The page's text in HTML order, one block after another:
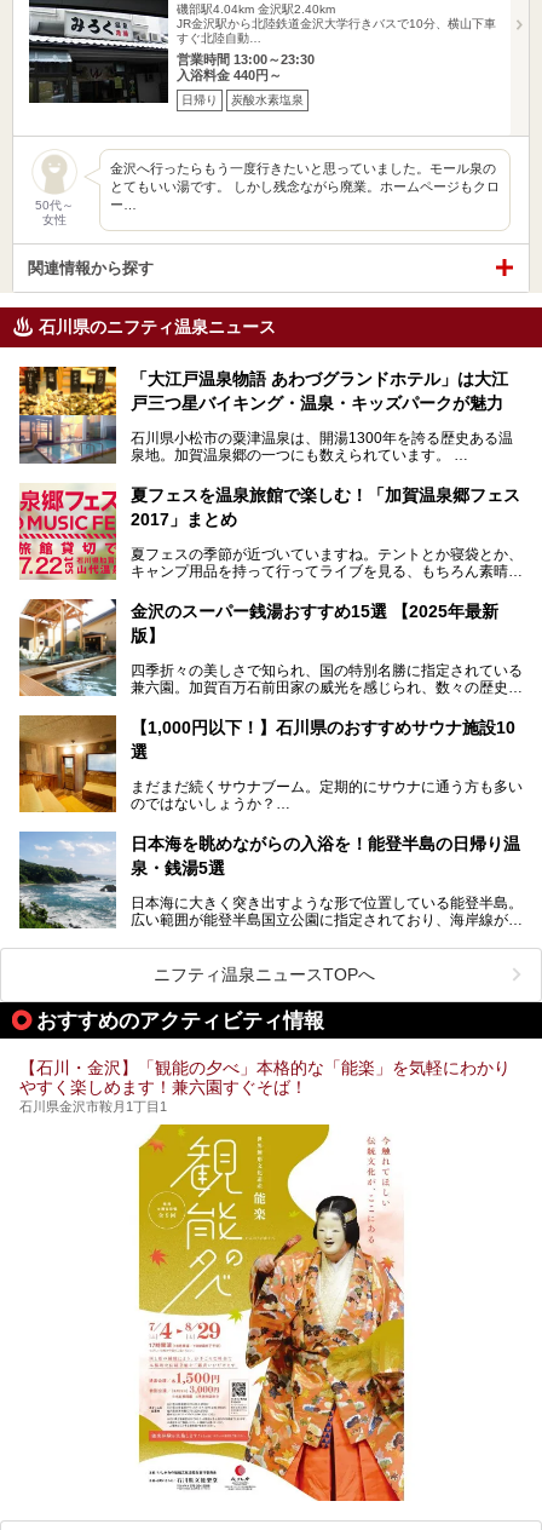
磯部駅4.04km 金沢駅2.40km
JR金沢駅から北陸鉄道金沢大学行きバスで10分、横山下車
すぐ北陸自動…
営業時間 13:00～23:30
入浴料金 440円～
日帰り 炭酸水素塩泉
50代～
女性
金沢へ行ったらもう一度行きたいと思っていました。モール泉の
とてもいい湯です。 しかし残念ながら廃業。ホームページもクロ
ー…
関連情報から探す
石川県のニフティ温泉ニュース
「大江戸温泉物語 あわづグランドホテル」は大江
戸三つ星バイキング・温泉・キッズパークが魅力
石川県小松市の粟津温泉は、開湯1300年を誇る歴史ある温
泉地。加賀温泉郷の一つにも数えられています。
その粟津温泉に建つ「大江戸温泉物語 あわづグランドホテ
ル」（以下、あわづグランドホテル）は客室数97室のホテ
ルで、昨年2024年12月に露天風呂を新設。充実したキッズ
2025年7月からは「大江戸三つ星バイキング」がスタート！
───
提供元：大江戸温泉物語ホテルズ＆リゾーツ株式会社【P
この記事は大江戸温泉物語 あわづグランドホテルのPR記事
です。
夏フェスを温泉旅館で楽しむ！「加賀温泉郷フェス
2017」まとめ
夏フェスの季節が近づいていますね。テントとか寝袋とか、
キャンプ用品を持って行ってライブを見る、もちろん素晴ら
いやでもね、暑いし汗や砂埃でドロドロになるしうるさくて
夜は寝られないし、若い時はそういうのが良かったんですけ
今、もうちょっと気楽なフェスはないかな、と探してたらあ
りましたよ！
「加賀温泉郷フェス 2017」が石川県・山代温泉の瑠璃光を
全館貸し切って開催！
れちゃう！なんということでしょう！！
金沢のスーパー銭湯おすすめ15選 【2025年最新
版】
四季折々の美しさで知られ、国の特別名勝に指定されている
兼六園。加賀百万石前田家の威光を感じられ、数々の歴史的
ア。国内でも特に人気の観光地の1つです。北陸新幹線で東
京から約2時間30分と、首都圏からアクセスしやすい立地も
魅力ですね。
り、観光に加えて温泉もぜひ楽しみたいところ。金沢エリア
でおすすめのスーパー銭湯をご紹介します。
【1,000円以下！】石川県のおすすめサウナ施設10
選
まだまだ続くサウナブーム。定期的にサウナに通う方も多い
のではないしょうか？
今回はそんなサウナによく行く人もこれから楽しむ人も格安
で楽しめるサウナを紹介します。
など、種類豊富ですよ。
日本海を眺めながらの入浴を！能登半島の日帰り温
泉・銭湯5選
日本海に大きく突き出すような形で位置している能登半島。
広い範囲が能登半島国立公園に指定されており、海岸線が作
車で行くのがオススメですが、ドライブの際にぜひ一緒に楽
しんでいただきたいのが温泉です。絶景を眺めながらつかる
温泉は最高ですよ！ 今回はそんな能登の温泉を5つご紹介
します。
ニフティ温泉ニュースTOPへ
おすすめのアクティビティ情報
【石川・金沢】「観能の夕べ」本格的な「能楽」を気軽にわかり
やすく楽しめます！兼六園すぐそば！
石川県金沢市鞍月1丁目1